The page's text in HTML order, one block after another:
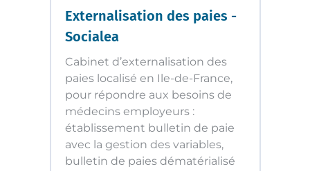
Externalisation des paies -
Socialea
Cabinet d’externalisation des
paies localisé en Ile-de-France,
pour répondre aux besoins de
médecins employeurs :
établissement bulletin de paie
avec la gestion des variables,
bulletin de paies dématérialisé